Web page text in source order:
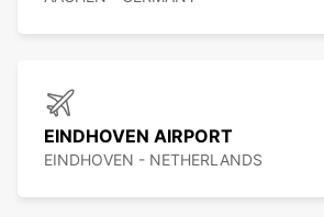
EINDHOVEN AIRPORT
EINDHOVEN - NETHERLANDS